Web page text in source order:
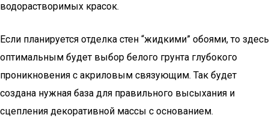
водорастворимых красок.
Если планируется отделка стен “жидкими” обоями, то здесь
оптимальным будет выбор белого грунта глубокого
проникновения с акриловым связующим. Так будет
создана нужная база для правильного высыхания и
сцепления декоративной массы с основанием.